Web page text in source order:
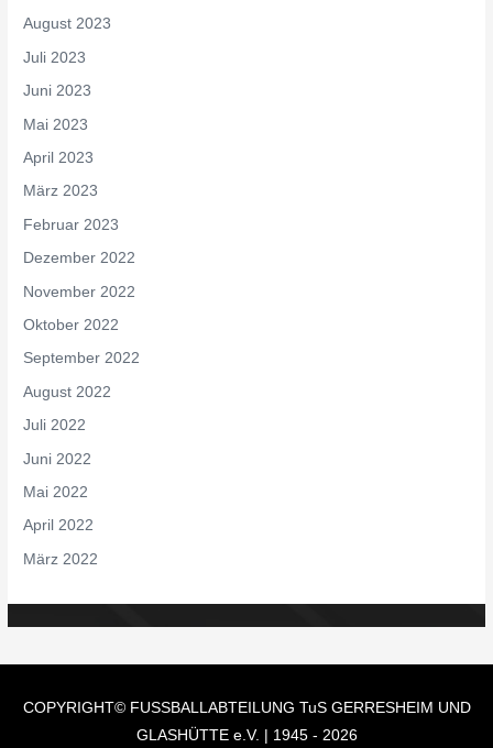
August 2023
Juli 2023
Juni 2023
Mai 2023
April 2023
März 2023
Februar 2023
Dezember 2022
November 2022
Oktober 2022
September 2022
August 2022
Juli 2022
Juni 2022
Mai 2022
April 2022
März 2022
COPYRIGHT© FUSSBALLABTEILUNG TuS GERRESHEIM UND
GLASHÜTTE e.V. | 1945 - 2026